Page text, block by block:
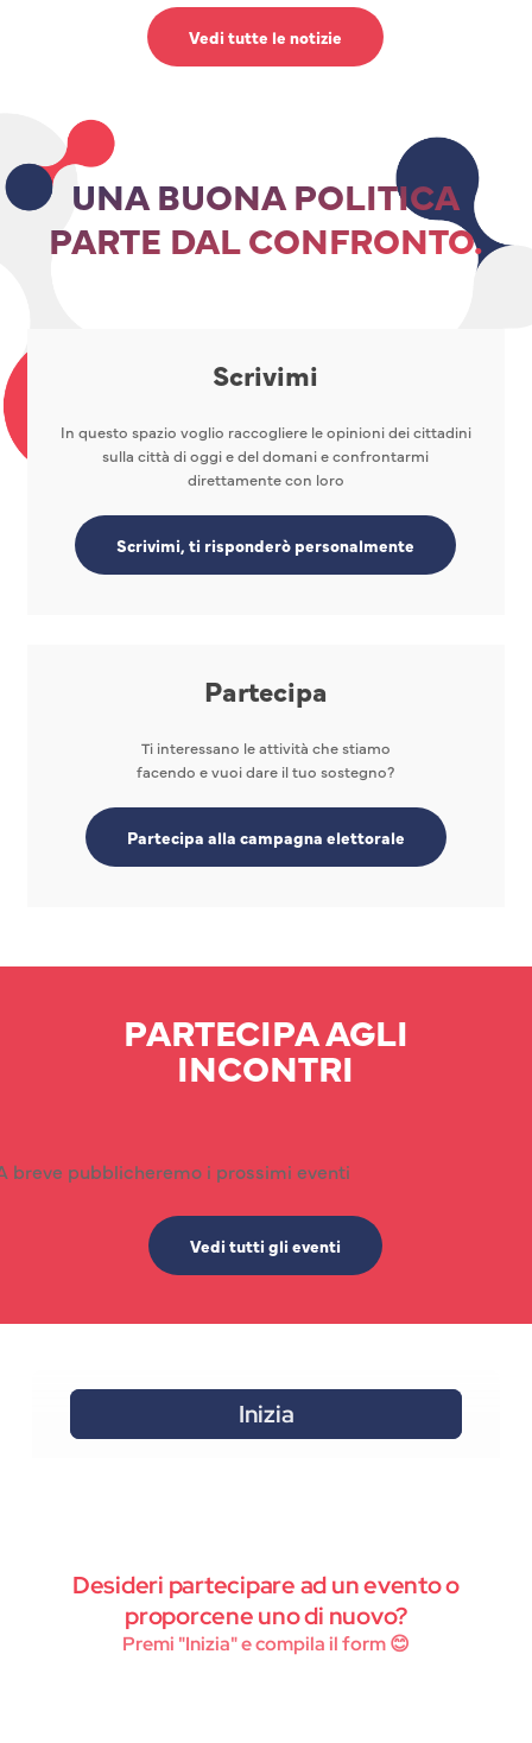
Vedi tutte le notizie
UNA BUONA POLITICA
PARTE DAL CONFRONTO.
Scrivimi
In questo spazio voglio raccogliere le opinioni dei cittadini
sulla città di oggi e del domani e confrontarmi
direttamente con loro
Scrivimi, ti risponderò personalmente
Partecipa
Ti interessano le attività che stiamo
facendo e vuoi dare il tuo sostegno?
Partecipa alla campagna elettorale
PARTECIPA AGLI
INCONTRI
breve pubblicheremo i prossimi eventi
Vedi tutti gli eventi